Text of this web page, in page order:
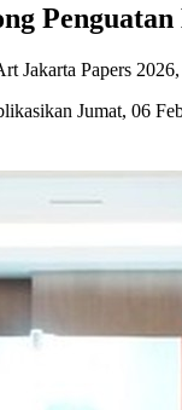
Jakarta Papers
Jumat, 06